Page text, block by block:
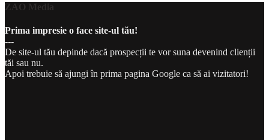
ZAO Media
Prima impresie o face site-ul tău!
---
De site-ul tău depinde dacă prospecții te vor suna devenind clienții
tăi sau nu.
Apoi trebuie să ajungi în prima pagina Google ca să ai vizitatori!